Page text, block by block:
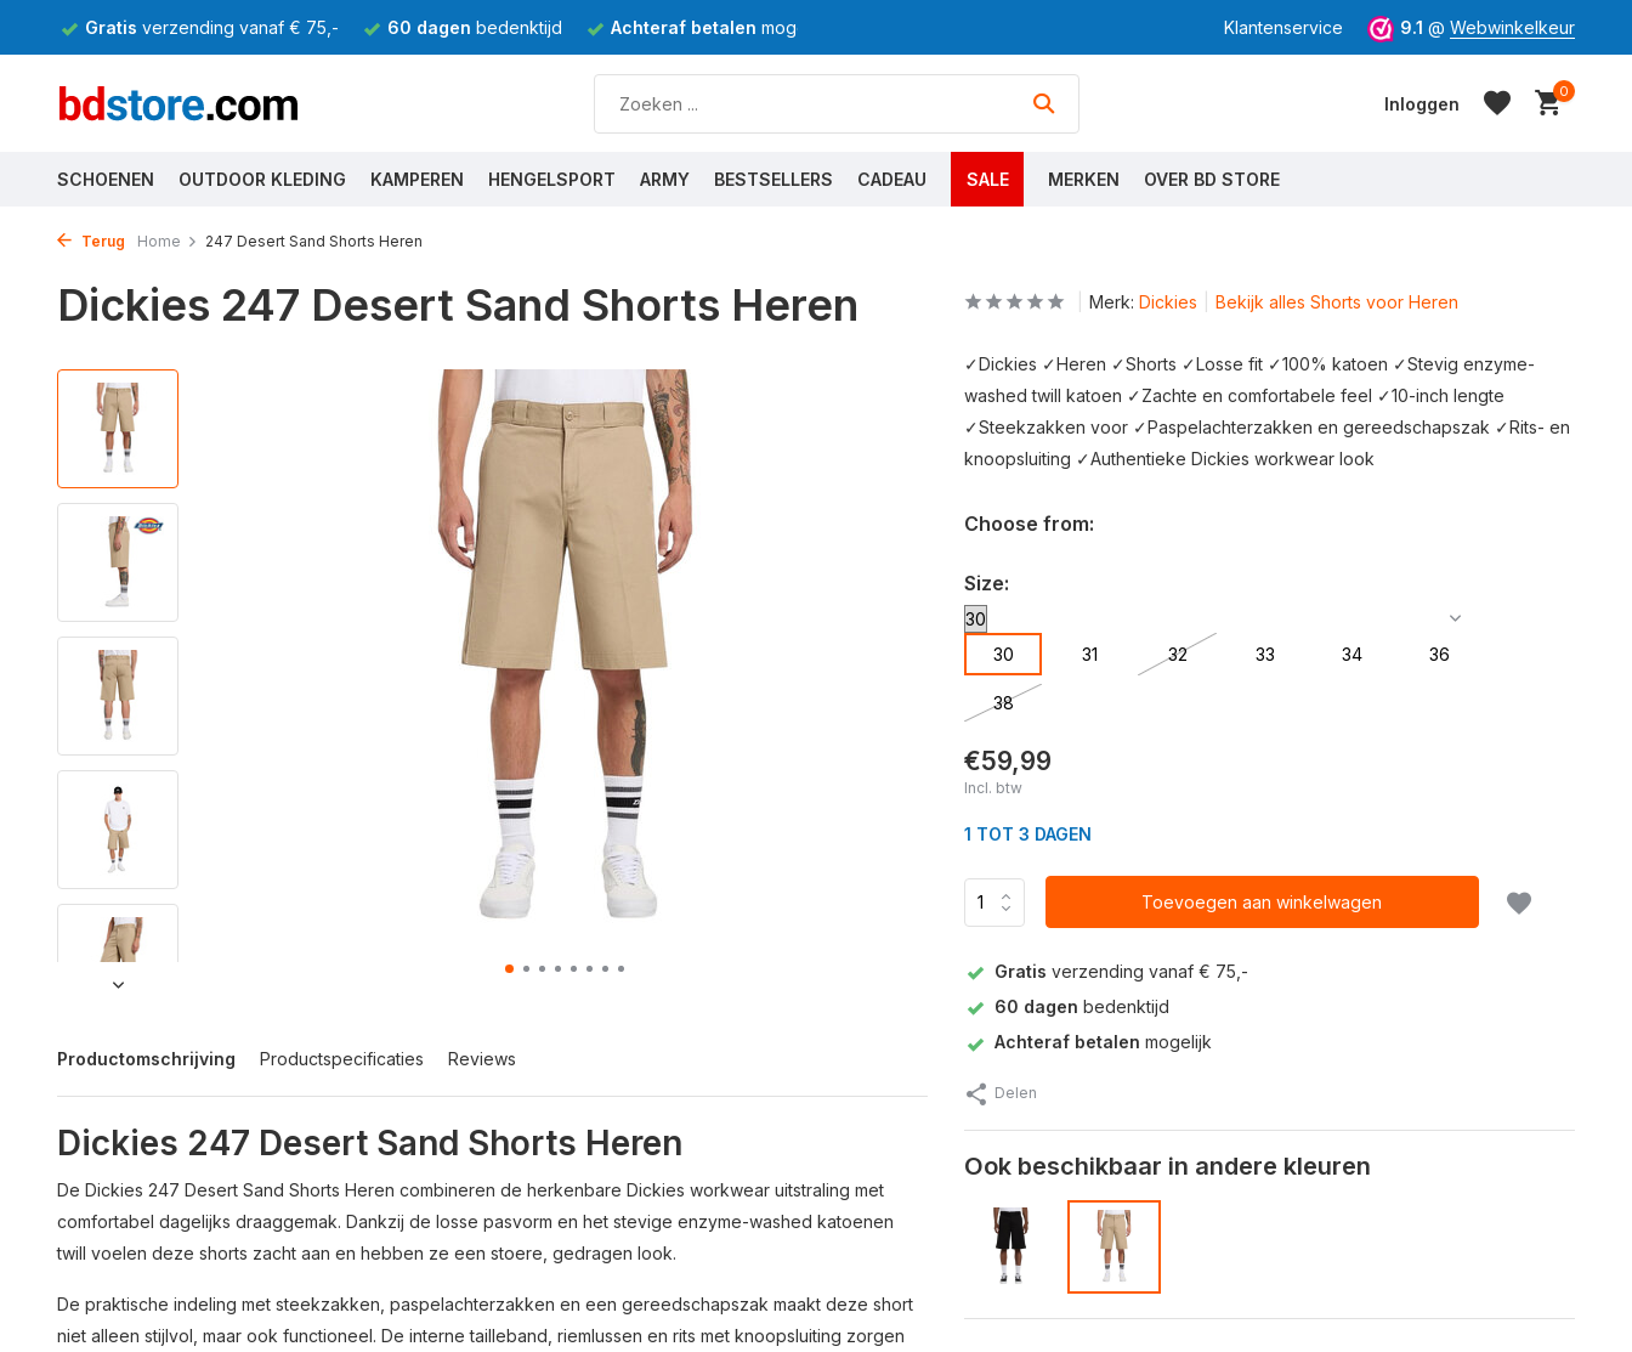
Gratis verzending vanaf € 75,- 60 dagen bedenktijd Achteraf betalen mogelijk Klantenservice 9.1 @ Webwinkelkeur
Inloggen
0
SCHOENEN OUTDOOR KLEDING KAMPEREN HENGELSPORT ARMY BESTSELLERS CADEAU SALE MERKEN OVER BD STORE
Terug Home 247 Desert Sand Shorts Heren
Dickies 247 Desert Sand Shorts Heren
Productomschrijving Productspecificaties Reviews
Dickies 247 Desert Sand Shorts Heren
De Dickies 247 Desert Sand Shorts Heren combineren de herkenbare Dickies workwear uitstraling met
comfortabel dagelijks draaggemak. Dankzij de losse pasvorm en het stevige enzyme-washed katoenen
twill voelen deze shorts zacht aan en hebben ze een stoere, gedragen look.
De praktische indeling met steekzakken, paspelachterzakken en een gereedschapszak maakt deze short
niet alleen stijlvol, maar ook functioneel. De interne tailleband, riemlussen en rits met knoopsluiting zorgen
Merk: Dickies Bekijk alles Shorts voor Heren
✓Dickies ✓Heren ✓Shorts ✓Losse fit ✓100% katoen ✓Stevig enzyme-
washed twill katoen ✓Zachte en comfortabele feel ✓10-inch lengte
✓Steekzakken voor ✓Paspelachterzakken en gereedschapszak ✓Rits- en
knoopsluiting ✓Authentieke Dickies workwear look
Choose from:
Size:
30 31 32 33 34 36
38
€59,99
Incl. btw
1 TOT 3 DAGEN
Toevoegen aan winkelwagen
Gratis verzending vanaf € 75,-
60 dagen bedenktijd
Achteraf betalen mogelijk
Delen
Ook beschikbaar in andere kleuren